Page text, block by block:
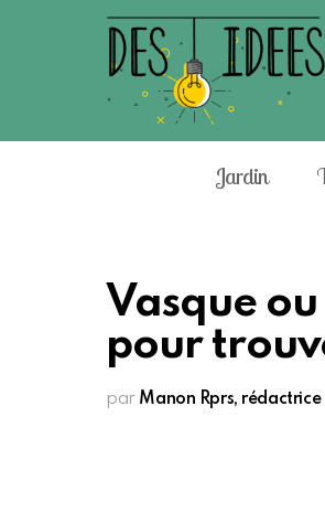
Jardin
Vasque
pour
par Manon Rprs, rédactrice